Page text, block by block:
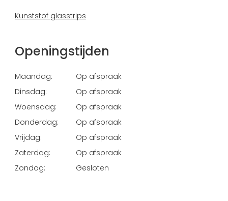
Kunststof glasstrips
Openingstijden
Maandag:
Op afspraak
Dinsdag:
Op afspraak
Woensdag:
Op afspraak
Donderdag:
Op afspraak
Vrijdag:
Op afspraak
Zaterdag:
Op afspraak
Zondag:
Gesloten